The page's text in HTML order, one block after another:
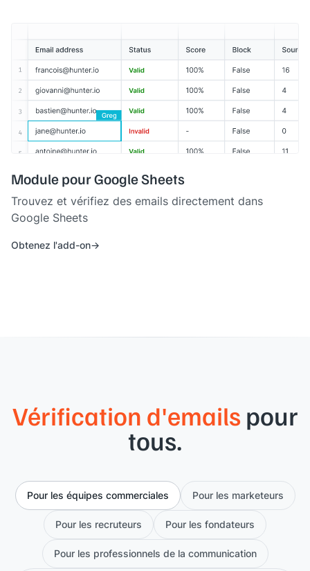
Module pour Google Sheets
Trouvez et vérifiez des emails directement dans
Google Sheets
Obtenez l'add-on
Vérification d'emails pour
tous.
Pour les équipes commerciales Pour les marketeurs
Pour les recruteurs Pour les fondateurs
Pour les professionnels de la communication